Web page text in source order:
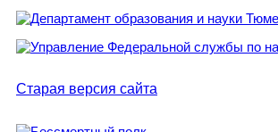
Старая версия сайта